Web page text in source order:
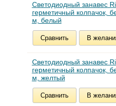
Светодиодный занавес
герметичный колпачок,
м, белый
Сравнить В
Светодиодный занавес
герметичный колпачок,
м, желтый
Сравнить В